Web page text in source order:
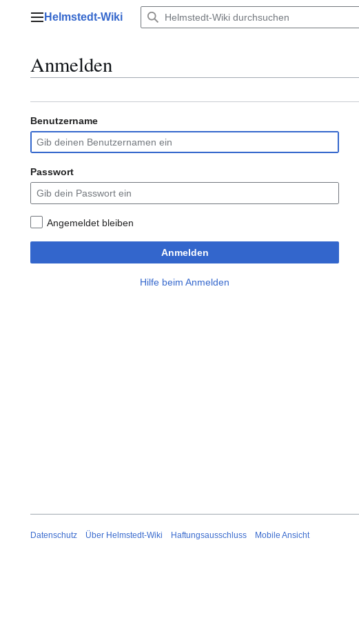
Hauptmenü
Helmstedt-Wiki
Anmelden
Benutzername
Passwort
Angemeldet bleiben
Anmelden
Hilfe beim Anmelden
Datenschutz Über Helmstedt-Wiki Haftungsausschluss Mobile Ansicht